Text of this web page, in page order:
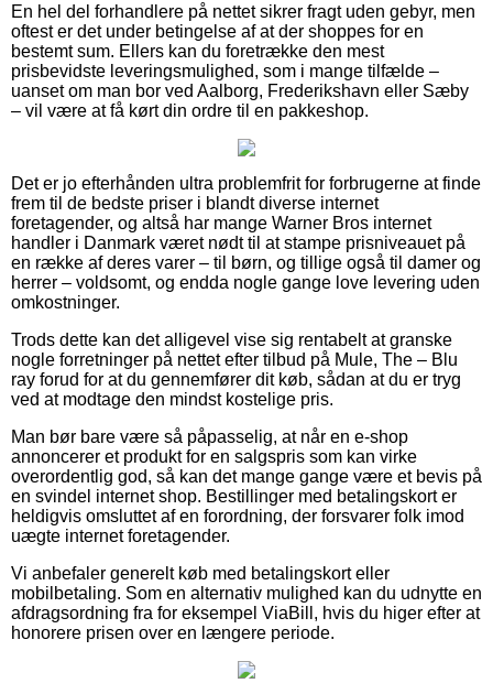
En hel del forhandlere på nettet sikrer fragt uden gebyr, men
oftest er det under betingelse af at der shoppes for en
bestemt sum. Ellers kan du foretrække den mest
prisbevidste leveringsmulighed, som i mange tilfælde –
uanset om man bor ved Aalborg, Frederikshavn eller Sæby
– vil være at få kørt din ordre til en pakkeshop.
Det er jo efterhånden ultra problemfrit for forbrugerne at finde
frem til de bedste priser i blandt diverse internet
foretagender, og altså har mange Warner Bros internet
handler i Danmark været nødt til at stampe prisniveauet på
en række af deres varer – til børn, og tillige også til damer og
herrer – voldsomt, og endda nogle gange love levering uden
omkostninger.
Trods dette kan det alligevel vise sig rentabelt at granske
nogle forretninger på nettet efter tilbud på Mule, The – Blu
ray forud for at du gennemfører dit køb, sådan at du er tryg
ved at modtage den mindst kostelige pris.
Man bør bare være så påpasselig, at når en e-shop
annoncerer et produkt for en salgspris som kan virke
overordentlig god, så kan det mange gange være et bevis på
en svindel internet shop. Bestillinger med betalingskort er
heldigvis omsluttet af en forordning, der forsvarer folk imod
uægte internet foretagender.
Vi anbefaler generelt køb med betalingskort eller
mobilbetaling. Som en alternativ mulighed kan du udnytte en
afdragsordning fra for eksempel ViaBill, hvis du higer efter at
honorere prisen over en længere periode.